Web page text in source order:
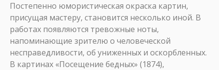
Постепенно юмористическая окраска картин,
присущая мастеру, становится несколько иной. В
работах появляются тревожные ноты,
напоминающие зрителю о человеческой
несправедливости, об униженных и оскорбленных.
В картинах «Посещение бедных» (1874),